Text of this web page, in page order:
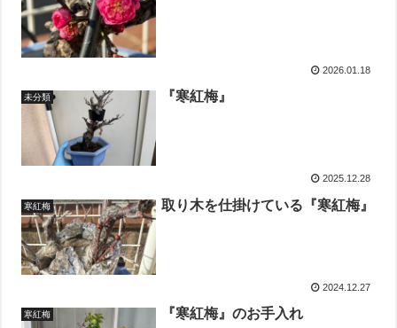
2026.01.18
未分類 『寒紅梅』
2025.12.28
寒紅梅 取り木を仕掛けている『寒紅梅』
2024.12.27
寒紅梅 『寒紅梅』のお手入れ